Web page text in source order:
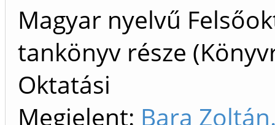
Magyar nyelvű
tankönyv része
Oktatási
Megjelent: Bara